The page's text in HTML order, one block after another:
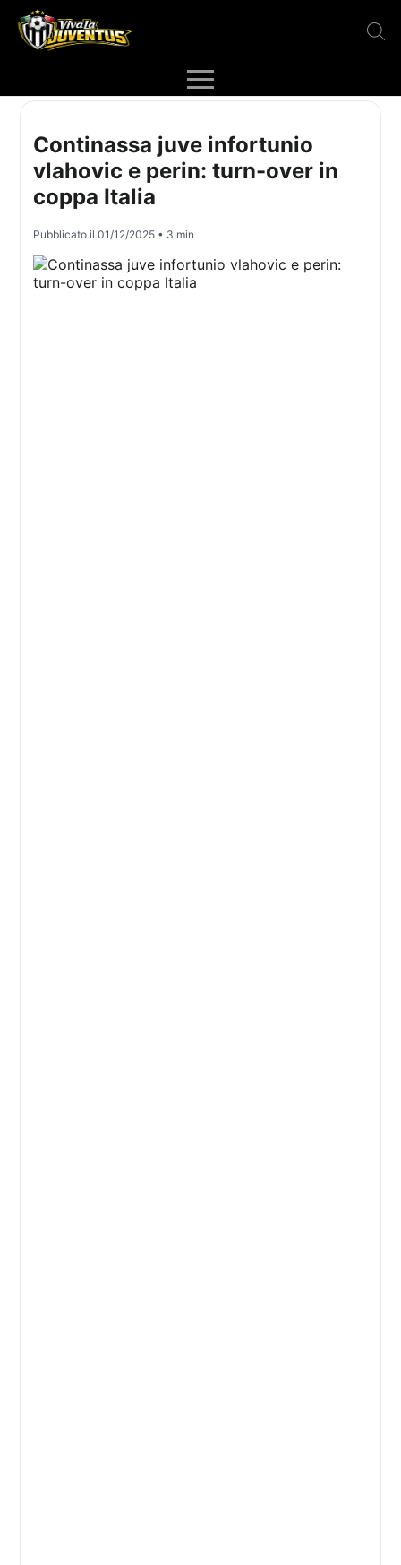
Continassa juve infortunio
vlahovic e perin: turn-over in
coppa Italia
Pubblicato il01/12/2025 • 3 min